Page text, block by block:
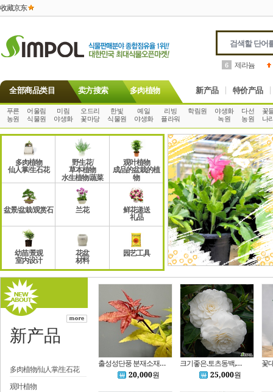
收藏京东
6 제라늄
全部商品类目 卖方搜索 多肉植物 新产品 特价产品
푸른
농원
어울림
식물원
미림
야생화
오드리
꽃마당
한빛
식물원
예일
야생화
리빙
플라워
학림원
야생화
녹원
다선
농원
꽃
나
多肉植物
仙人掌/生石花
野生花/
草本植物
水生植物/蔬菜
观叶植物
成品的盆栽的植
物
盆景/盆栽/观赏石 兰花 鲜花递送
礼品
幼苗/景观
室内设计
花盆
材料
园艺工具
新产品
多肉植物/仙人掌/生石花
观叶植物
출성성단풍 분재소재목 42번
20,000원
크기좋은.토츠동백,동일품-802.토르체
25,000원